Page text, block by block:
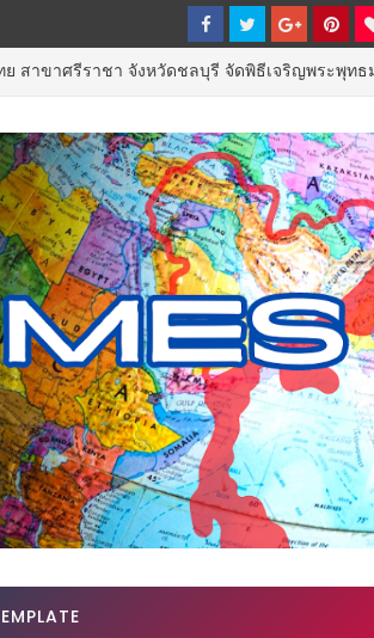
งหวัดชลบุรี จัดพิธีเจริญพระพุทธมนต์พระพุทธลีลา